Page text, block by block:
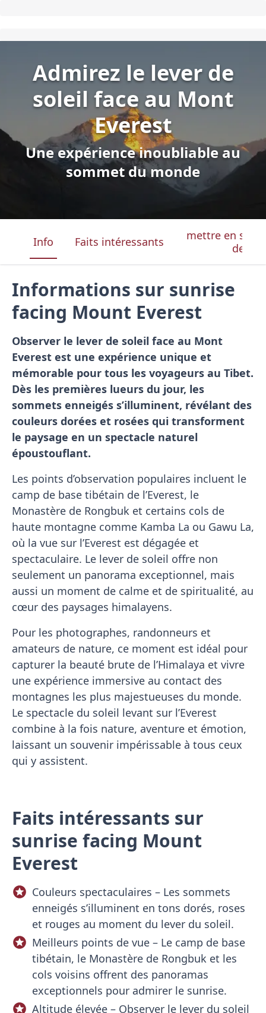
Admirez le lever de
soleil face au Mont
Everest
Une expérience inoubliable au
sommet du monde
Info Faits intéressants
mettre en
de la
Informations sur sunrise
facing Mount Everest
Observer le lever de soleil face au Mont
Everest est une expérience unique et
mémorable pour tous les voyageurs au Tibet.
Dès les premières lueurs du jour, les
sommets enneigés s’illuminent, révélant des
couleurs dorées et rosées qui transforment
le paysage en un spectacle naturel
époustouflant.
Les points d’observation populaires incluent le
camp de base tibétain de l’Everest, le
Monastère de Rongbuk et certains cols de
haute montagne comme Kamba La ou Gawu La,
où la vue sur l’Everest est dégagée et
spectaculaire. Le lever de soleil offre non
seulement un panorama exceptionnel, mais
aussi un moment de calme et de spiritualité, au
cœur des paysages himalayens.
Pour les photographes, randonneurs et
amateurs de nature, ce moment est idéal pour
capturer la beauté brute de l’Himalaya et vivre
une expérience immersive au contact des
montagnes les plus majestueuses du monde.
Le spectacle du soleil levant sur l’Everest
combine à la fois nature, aventure et émotion,
laissant un souvenir impérissable à tous ceux
qui y assistent.
Faits intéressants sur
sunrise facing Mount
Everest
Couleurs spectaculaires – Les sommets
enneigés s’illuminent en tons dorés, roses
et rouges au moment du lever du soleil.
Meilleurs points de vue – Le camp de base
tibétain, le Monastère de Rongbuk et les
cols voisins offrent des panoramas
exceptionnels pour admirer le sunrise.
Altitude élevée – Observer le lever du soleil